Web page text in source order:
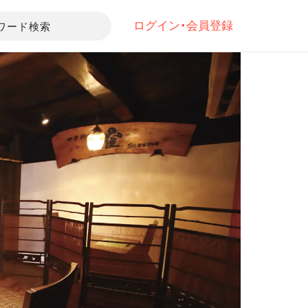
ード検索 ログイン・会員登録